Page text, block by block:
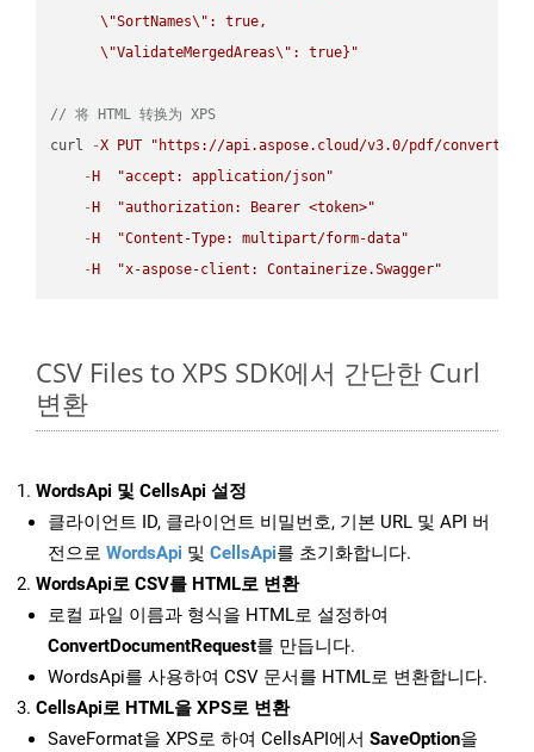
\"SortNames\" : true,
\"ValidateMergedAreas\" : true}"
// 将 HTML 转换为 XPS
curl
-X PUT
"https://api.aspose.cloud/v3.0/pdf/convert/
- H
"accept: application/json"
- H
"authorization: Bearer <token>"
- H
"Content-Type: multipart/form-data"
- H "x-aspose-client: Containerize.Swagger"
CSV Files to XPS SDK에서 간단한 Curl
변환
WordsApi 및 CellsApi 설정
클라이언트 ID, 클라이언트 비밀번호, 기본 URL 및 API 버
전으로 WordsApi 및 CellsApi를 초기화합니다.
WordsApi로 CSV를 HTML로 변환
로컬 파일 이름과 형식을 HTML로 설정하여
ConvertDocumentRequest를 만듭니다.
WordsApi를 사용하여 CSV 문서를 HTML로 변환합니다.
CellsApi로 HTML을 XPS로 변환
SaveFormat을 XPS로 하여 CellsAPI에서 SaveOption을